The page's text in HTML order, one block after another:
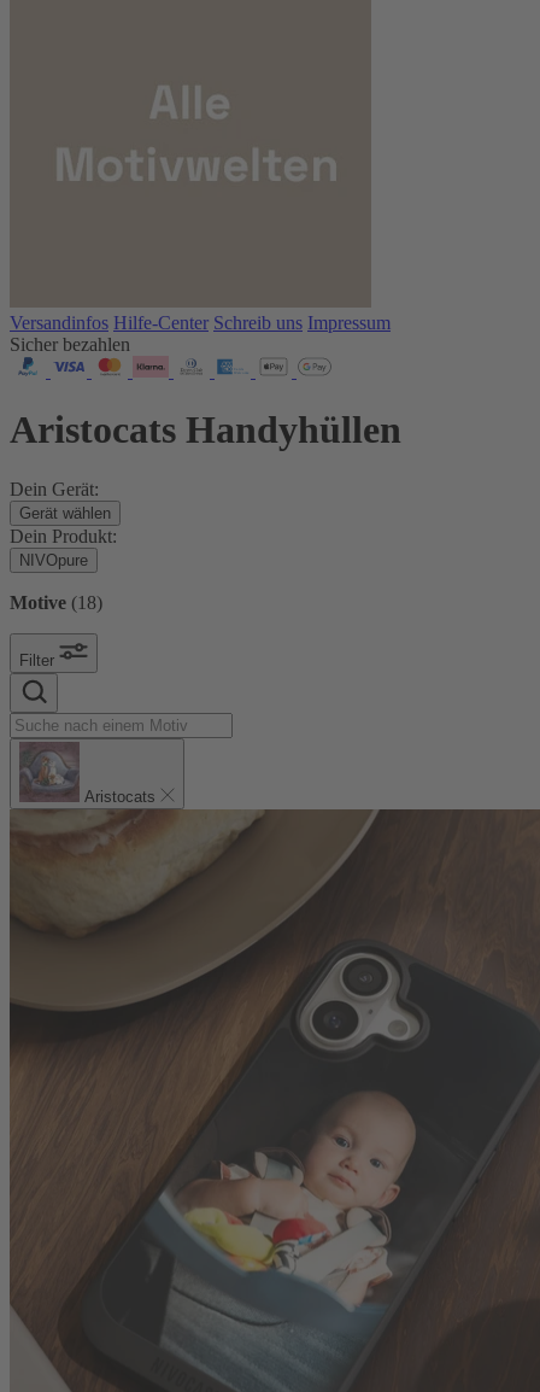
Versandinfos Hilfe-Center Schreib uns Impressum
Sicher bezahlen
Aristocats Handyhüllen
Dein Gerät:
Gerät wählen
Dein Produkt:
NIVOpure
Motive (18)
Filter
Aristocats